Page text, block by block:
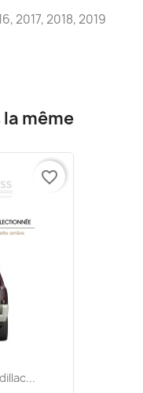
2017, 2018, 2019
même
favorite_border